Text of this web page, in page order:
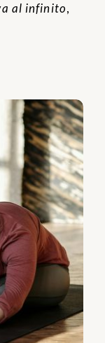
al infinito,